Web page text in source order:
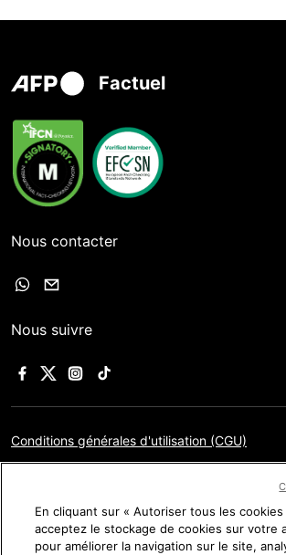
Factuel
Nous contacter
Nous suivre
Conditions générales d'utilisation (CGU)
Mentions légales
Gestion des cookies
En cliquant sur « Autoriser tous les cookies
acceptez le stockage de cookies sur votre
pour améliorer la navigation sur le site,